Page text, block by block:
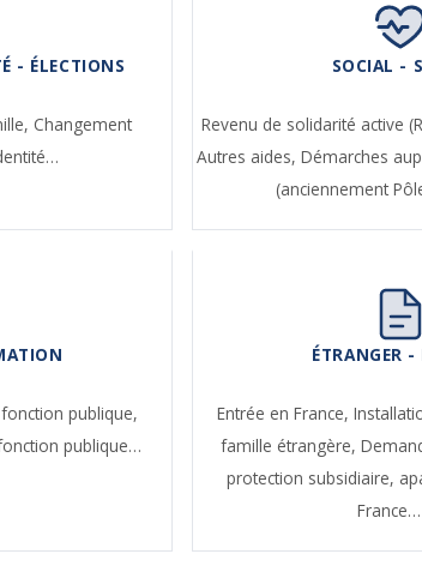
- ÉLECTIONS
Changement
SOCIAL -
Revenu de solidarité active
Autres aides,Démarches
(anciennement
publique,
publique…
ÉTRANGER -
Entrée en France,
famille étrangère,
protection subsidiaire,
France…